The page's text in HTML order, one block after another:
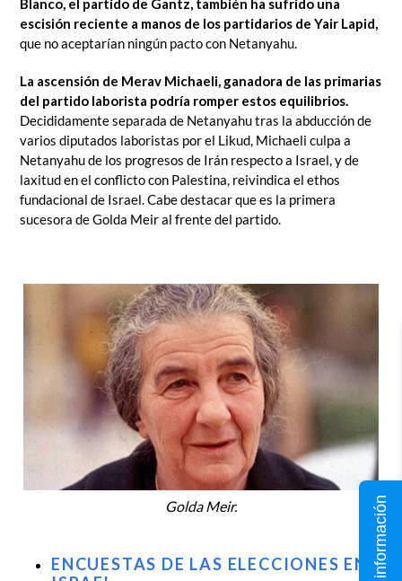
Blanco, el partido de Gantz, también ha sufrido una
escisión reciente a manos de los partidarios de Yair Lapid,
que no aceptarían ningún pacto con Netanyahu.
La ascensión de Merav Michaeli, ganadora de las primarias
del partido laborista podría romper estos equilibrios.
Decididamente separada de Netanyahu tras la abducción de
varios diputados laboristas por el Likud, Michaeli culpa a
Netanyahu de los progresos de Irán respecto a Israel, y de
laxitud en el conflicto con Palestina, reivindica el ethos
fundacional de Israel. Cabe destacar que es la primera
sucesora de Golda Meir al frente del partido.
Golda Meir.
ENCUESTAS DE LAS ELECCIONES EN